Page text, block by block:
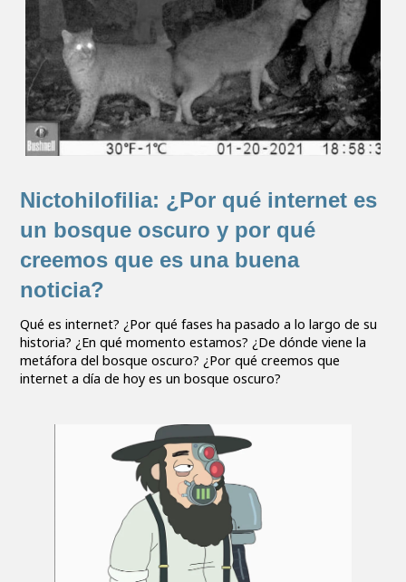
Nictohilofilia: ¿Por qué internet es
un bosque oscuro y por qué
creemos que es una buena
noticia?
Qué es internet? ¿Por qué fases ha pasado a lo largo de su
historia? ¿En qué momento estamos? ¿De dónde viene la
metáfora del bosque oscuro? ¿Por qué creemos que
internet a día de hoy es un bosque oscuro?